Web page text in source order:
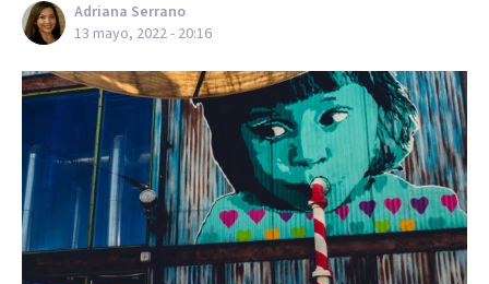
Adriana Serrano
13 mayo, 2022 - 20:16